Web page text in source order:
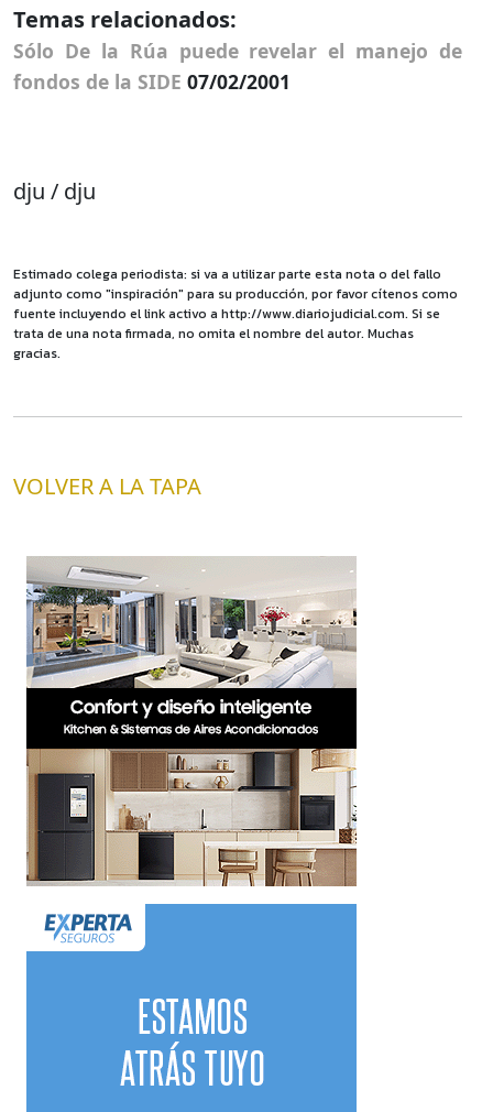
Temas relacionados:
Sólo De la Rúa puede revelar el manejo de
fondos de la SIDE 07/02/2001
dju / dju
Estimado colega periodista: si va a utilizar parte esta nota o del fallo
adjunto como "inspiración" para su producción, por favor cítenos como
fuente incluyendo el link activo a http://www.diariojudicial.com. Si se
trata de una nota firmada, no omita el nombre del autor. Muchas
gracias.
VOLVER A LA TAPA